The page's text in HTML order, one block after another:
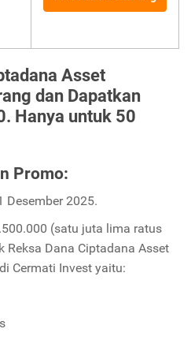
Asset
dan Dapatkan
Hanya untuk 50
Promo:
Desember 2025.
(satu juta lima ratus
Reksa Dana Ciptadana Asset
Cermati Invest yaitu: